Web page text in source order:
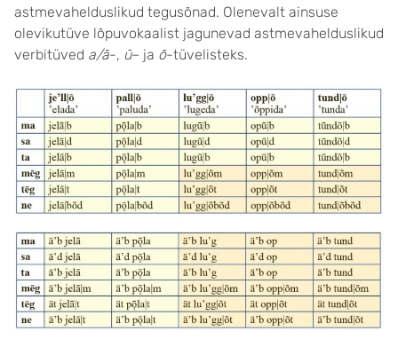
astmevahelduslikud tegusõnad. Olenevalt ainsuse
olevikutüve lõpuvokaalist jagunevad astmevahelduslikud
verbitüved a/ā-, ū– ja õ-tüvelisteks.